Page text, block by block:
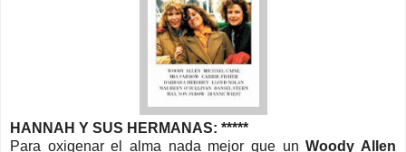
HANNAH Y SUS HERMANAS: *****
Para oxigenar el alma nada mejor que unWoody Allen